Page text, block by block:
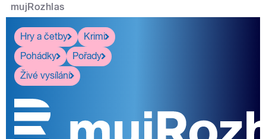
mujRozhlas
Hry a četby
Krimi
Pohádky
Pořady
Živé vysílání